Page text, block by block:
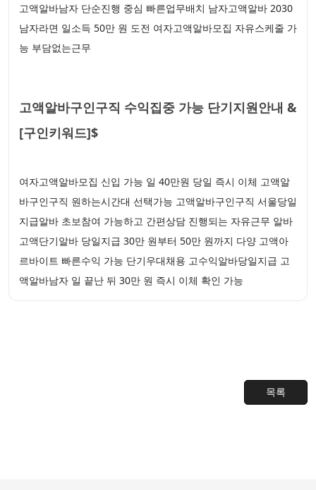
고액알바남자 단순진행 중심 빠른업무배치 남자고액알바 2030
남자라면 일소득 50만 원 도전 여자고액알바모집 자유스케줄 가
능 부담없는근무
고액알바구인구직 수익집중 가능 단기지원안내 &
[구인키워드]$
여자고액알바모집 신입 가능 일 40만원 당일 즉시 이체 고액알
바구인구직 원하는시간대 선택가능 고액알바구인구직 서울당일
지급알바 초보참여 가능하고 간편상담 진행되는 자유근무 알바
고액단기알바 당일지급 30만 원부터 50만 원까지 다양 고액아
르바이트 빠른수익 가능 단기우대채용 고수익알바당일지급 고
액알바남자 일 끝난 뒤 30만 원 즉시 이체 확인 가능
목록